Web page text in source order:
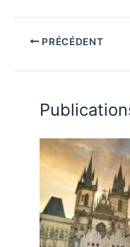
PRÉCÉDENT